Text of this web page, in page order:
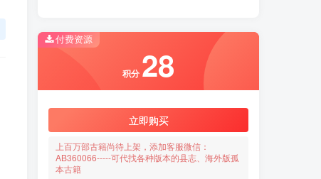
付费资源
积分 28
立即购买
上百万部古籍尚待上架，添加客服微信：
AB360066-----可代找各种版本的县志、海外版孤
本古籍